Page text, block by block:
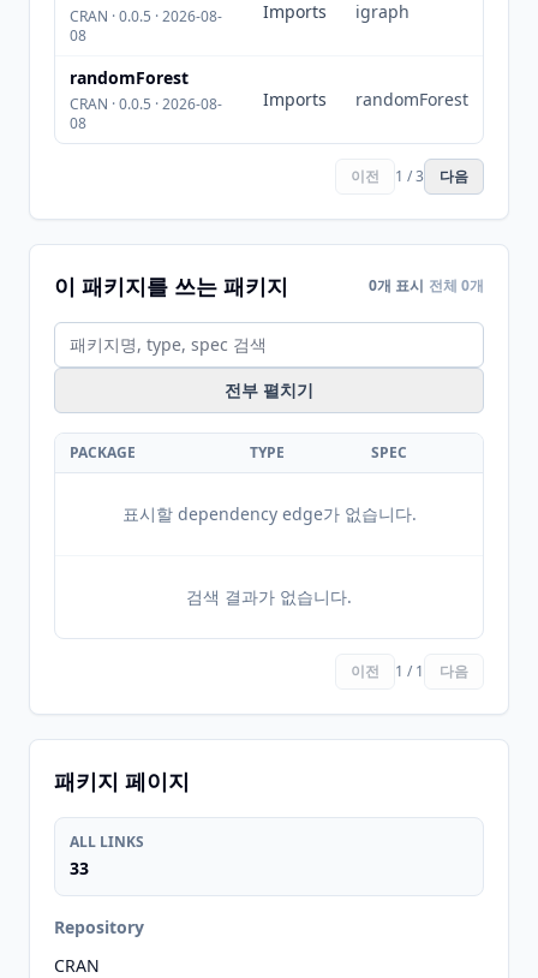
CRAN · 0.0.5 · 2026-08-
08
Imports igraph
randomForest
CRAN · 0.0.5 · 2026-08-
08
Imports randomForest
이전 1 / 3 다음
이 패키지를 쓰는 패키지 0개 표시 전체 0개
전부 펼치기
PACKAGE TYPE SPEC
표시할 dependency edge가 없습니다.
검색 결과가 없습니다.
이전 1 / 1 다음
패키지 페이지
ALL LINKS
33
Repository
CRAN